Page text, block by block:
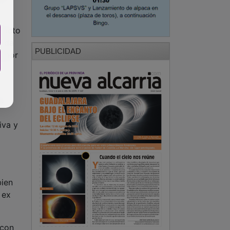
acto
por
y
PUBLICIDAD